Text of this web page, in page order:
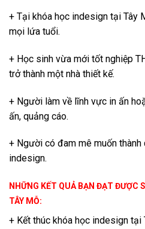
+ Tại khóa học indesign tại Tây
mọi lứa tuổi.
+ Học sinh vừa mới tốt nghiệp
trở thành một nhà thiết kế.
+ Người làm về lĩnh vực in ấn
ấn, quảng cáo.
+ Người có đam mê muốn
indesign.
NHỮNG KẾT QUẢ BẠN ĐẠT ĐƯỢC
TÂY MỖ:
+ Kết thúc khóa học indesign